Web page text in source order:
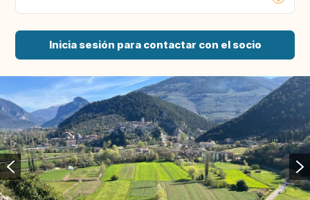
Inicia sesión para contactar con el socio